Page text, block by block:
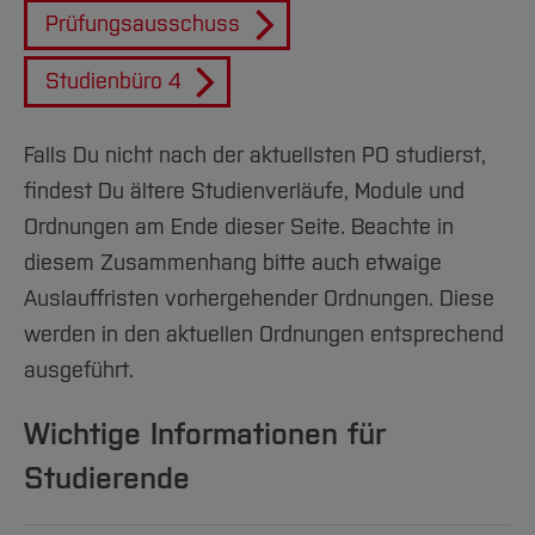
Arbeiten im FB G
Forschung und Projekte
International
Team
Studiengänge
Studieninteressierte
Aktuelles
Studium
Fachgruppen
Forschung und Entwicklung
International
Team
Service
Amtliche Bekanntmachungen
Notfall-Infos
BO Shop
Familiengerechte Hochschule
Gleichstellung
Diskriminierungsfreie Hochschule
Wahlen
Hochschulbibliothek
Hochschulkommunikation
International Office
Medienzentrum
qed-Stiftung
Zentrale Studienberatung
Prüfungsausschuss
Studienbüro 4
Falls Du nicht nach der aktuellsten PO studierst,
findest Du ältere Studienverläufe, Module und
Ordnungen am Ende dieser Seite. Beachte in
diesem Zusammenhang bitte auch etwaige
Auslauffristen vorhergehender Ordnungen. Diese
werden in den aktuellen Ordnungen entsprechend
ausgeführt.
Wichtige Informationen für
Studierende